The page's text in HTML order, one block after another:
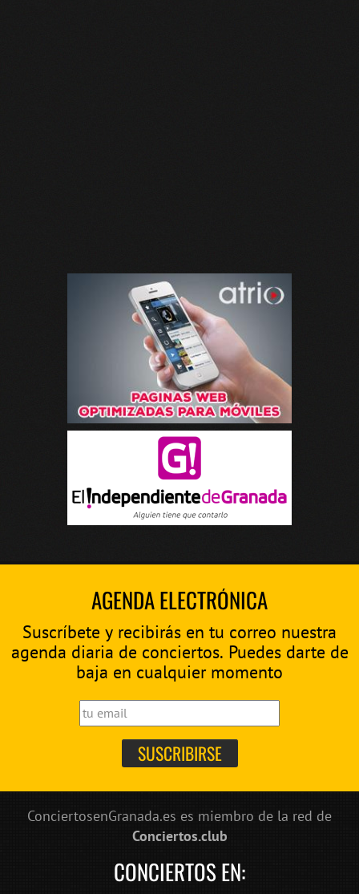
AGENDA ELECTRÓNICA
Suscríbete y recibirás en tu correo nuestra
agenda diaria de conciertos. Puedes darte de
baja en cualquier momento
ConciertosenGranada.es es miembro de la red de
Conciertos.club
CONCIERTOS EN: